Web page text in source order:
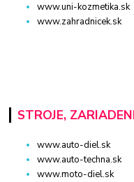
www.uni-kozmetika.sk
www.zahradnicek.sk
STROJE,
www.auto-diel.sk
www.auto-techna.sk
www.moto-diel.sk